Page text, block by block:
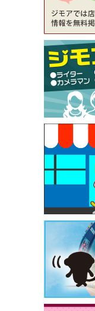
【ジモア
00円
ckle（ミッ
[有効期限]2026
【ジモア
50円（
[有効期限]2026
焼き餃子
早稲田店）
[有効期限]2026年